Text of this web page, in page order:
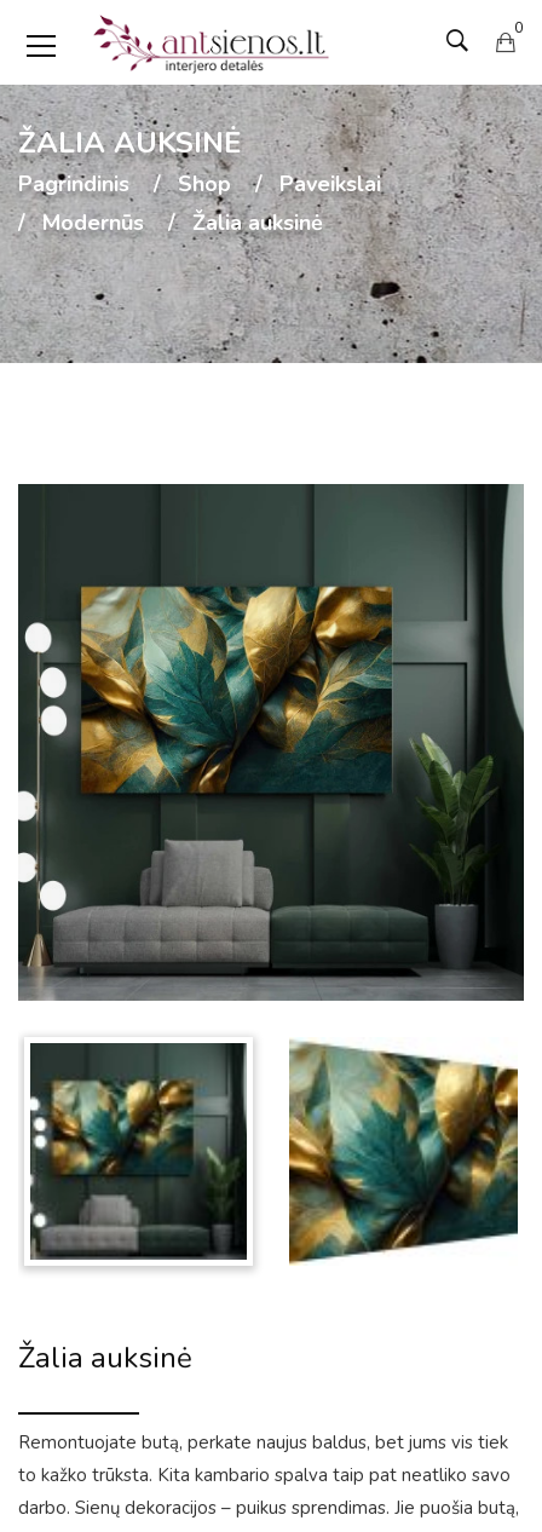
0
ŽALIA AUKSINĖ
Pagrindinis Shop
Paveikslai
Modernūs
Žalia auksinė
Žalia auksinė
Remontuojate butą, perkate naujus baldus, bet jums vis tiek
to kažko trūksta. Kita kambario spalva taip pat neatliko savo
darbo. Sienų dekoracijos – puikus sprendimas. Jie puošia butą,